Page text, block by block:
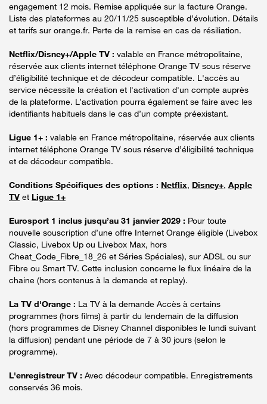
engagement 12 mois. Remise appliquée sur la facture Orange.
Liste des plateformes au 20/11/25 susceptible d’évolution. Détails
et tarifs sur orange.fr. Perte de la remise en cas de résiliation.
Netflix/Disney+/Apple TV : valable en France métropolitaine,
réservée aux clients internet téléphone Orange TV sous réserve
d’éligibilité technique et de décodeur compatible. L'accès au
service nécessite la création et l'activation d'un compte auprès
de la plateforme. L’activation pourra également se faire avec les
identifiants habituels dans le cas d’un compte préexistant.
Ligue 1+ : valable en France métropolitaine, réservée aux clients
internet téléphone Orange TV sous réserve d’éligibilité technique
et de décodeur compatible.
Conditions Spécifiques des options : Netflix, Disney+, Apple
TV et Ligue 1+
Eurosport 1 inclus jusqu’au 31 janvier 2029 : Pour toute
nouvelle souscription d’une offre Internet Orange éligible (Livebox
Classic, Livebox Up ou Livebox Max, hors
Cheat_Code_Fibre_18_26 et Séries Spéciales), sur ADSL ou sur
Fibre ou Smart TV. Cette inclusion concerne le flux linéaire de la
chaine (hors contenus à la demande et replay).
La TV d'Orange : La TV à la demande Accès à certains
programmes (hors films) à partir du lendemain de la diffusion
(hors programmes de Disney Channel disponibles le lundi suivant
la diffusion) pendant une période de 7 à 30 jours (selon le
programme).
L'enregistreur TV : Avec décodeur compatible. Enregistrements
conservés 36 mois.